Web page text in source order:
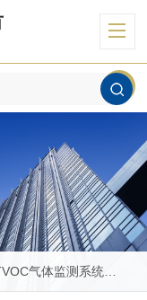
气体监测系统